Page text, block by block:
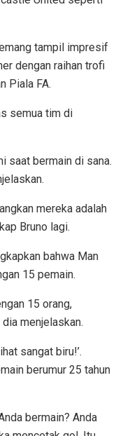
tampil impresif
dengan raihan trofi
Piala FA.
semua tim di
saat bermain di sana.
mereka adalah
Bruno lagi.
bahwa Man
15 pemain.
15 orang,
menjelaskan.
sangat biru!’.
berumur 25 tahun
bermain? Anda